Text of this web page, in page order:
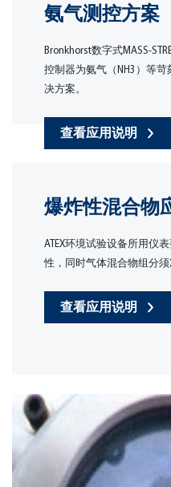
氨气测控方案
Bronkhorst数字式MASS-
控制器为氨气（NH3）等
决方案。
查看应用说明
爆炸性混合物
ATEX环境试验设备所用仪
性，同时气体混合物组分须
查看应用说明